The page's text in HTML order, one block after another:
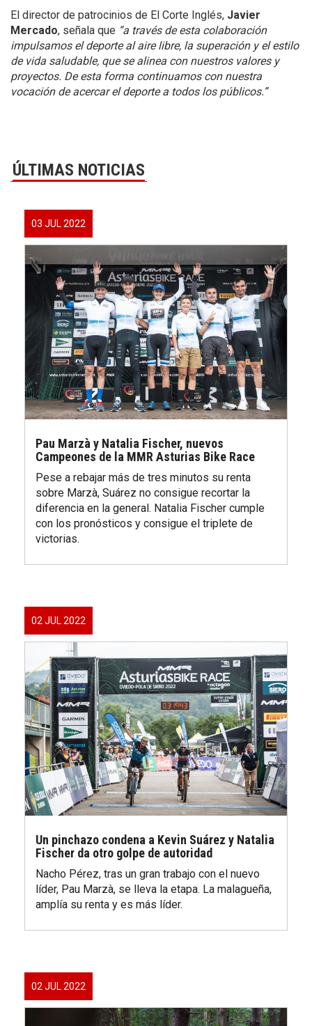
El director de patrocinios de El Corte Inglés, Javier
Mercado, señala que “a través de esta colaboración
impulsamos el deporte al aire libre, la superación y el estilo
de vida saludable, que se alinea con nuestros valores y
proyectos. De esta forma continuamos con nuestra
vocación de acercar el deporte a todos los públicos.”
ÚLTIMAS NOTICIAS
03 JUL 2022
Pau Marzà y Natalia Fischer, nuevos
Campeones de la MMR Asturias Bike Race
Pese a rebajar más de tres minutos su renta
sobre Marzà, Suárez no consigue recortar la
diferencia en la general. Natalia Fischer cumple
con los pronósticos y consigue el triplete de
victorias.
02 JUL 2022
Un pinchazo condena a Kevin Suárez y Natalia
Fischer da otro golpe de autoridad
Nacho Pérez, tras un gran trabajo con el nuevo
líder, Pau Marzà, se lleva la etapa. La malagueña,
amplía su renta y es más líder.
02 JUL 2022